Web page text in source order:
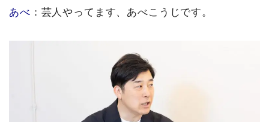
あべ ：芸人やってます、あべこうじです。